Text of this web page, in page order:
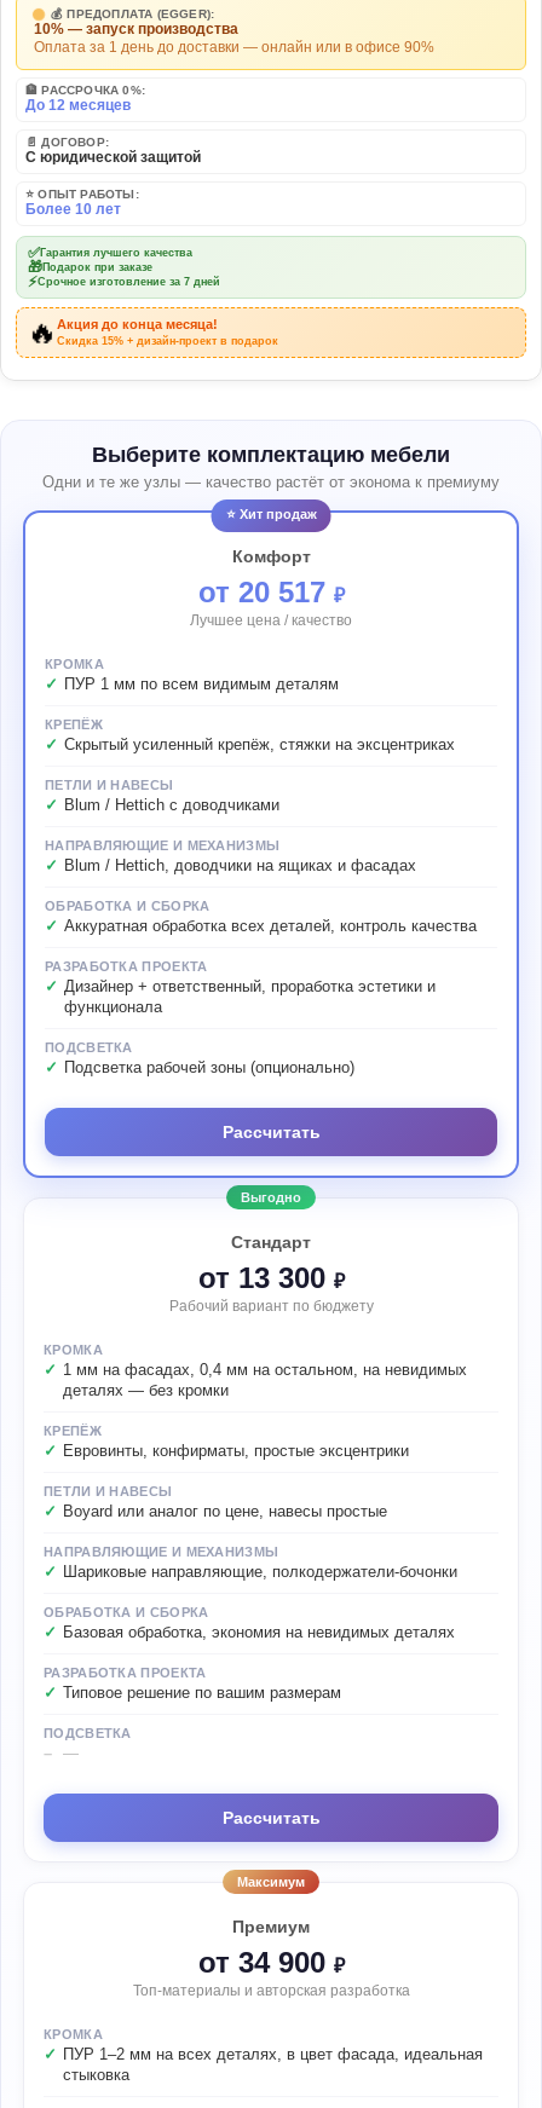
💰 ПРЕДОПЛАТА (EGGER):
10% — запуск производства
Оплата за 1 день до доставки — онлайн или в офисе 90%
🏦 РАССРОЧКА 0%:
До 12 месяцев
📄 ДОГОВОР:
С юридической защитой
⭐ ОПЫТ РАБОТЫ:
Более 10 лет
✅Гарантия лучшего качества
🎁 Подарок при заказе
⚡Срочное изготовление за 7 дней
🔥Акция до конца месяца!
Скидка 15% + дизайн-проект в подарок
Выберите комплектацию мебели
Одни и те же узлы — качество растёт от эконома к премиуму
Выгодно
Стандарт
от 13 300 ₽
Рабочий вариант по бюджету
КРОМКА
1 мм на фасадах, 0,4 мм на остальном, на невидимых
деталях — без кромки
КРЕПЁЖ
Евровинты, конфирматы, простые эксцентрики
ПЕТЛИ И НАВЕСЫ
Boyard или аналог по цене, навесы простые
НАПРАВЛЯЮЩИЕ И МЕХАНИЗМЫ
Шариковые направляющие, полкодержатели-бочонки
ОБРАБОТКА И СБОРКА
Базовая обработка, экономия на невидимых деталях
РАЗРАБОТКА ПРОЕКТА
Типовое решение по вашим размерам
ПОДСВЕТКА
—
Рассчитать
⭐ Хит продаж
Комфорт
от 20 517 ₽
Лучшее цена / качество
КРОМКА
ПУР 1 мм по всем видимым деталям
КРЕПЁЖ
Скрытый усиленный крепёж, стяжки на эксцентриках
ПЕТЛИ И НАВЕСЫ
Blum / Hettich с доводчиками
НАПРАВЛЯЮЩИЕ И МЕХАНИЗМЫ
Blum / Hettich, доводчики на ящиках и фасадах
ОБРАБОТКА И СБОРКА
Аккуратная обработка всех деталей, контроль качества
РАЗРАБОТКА ПРОЕКТА
Дизайнер + ответственный, проработка эстетики и
функционала
ПОДСВЕТКА
Подсветка рабочей зоны (опционально)
Рассчитать
Максимум
Премиум
от 34 900 ₽
Топ-материалы и авторская разработка
КРОМКА
ПУР 1–2 мм на всех деталях, в цвет фасада, идеальная
стыковка